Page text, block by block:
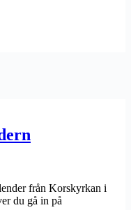
från Korskyrkan i
du gå in på